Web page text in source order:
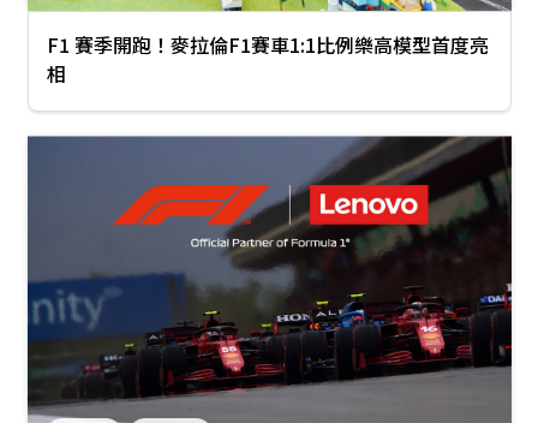
F1 賽季開跑！麥拉倫F1賽車1:1比例樂高模型首度亮
相